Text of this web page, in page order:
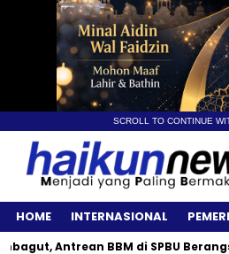
SCROLL TO CONTINUE
HOME INTERNASIONAL
Antrean BBM di SPBU